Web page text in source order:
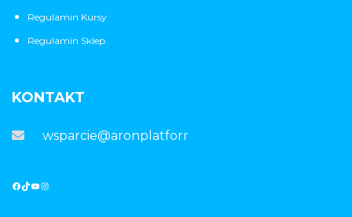
Regulamin Kursy
Regulamin Sklep
KONTAKT
wsparcie@aronplatforma.pl